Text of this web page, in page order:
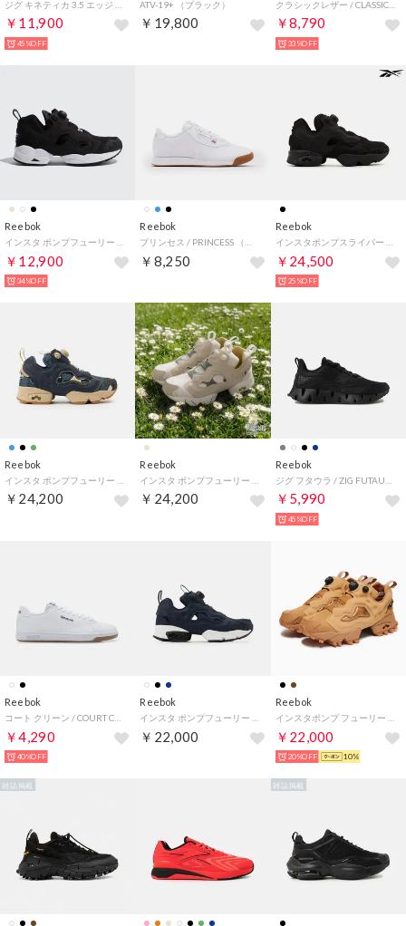
￥11,900
45%OFF
ATV-19+ （ブラック）
￥19,800
クラシックレザー / CLASSIC LEATHER （グレー）
￥8,790
33%OFF
Reebok
￥12,900
34%OFF
Reebok
￥8,250
Reebok
￥24,500
25%OFF
Reebok
￥24,200
Reebok
￥24,200
Reebok
￥5,990
45%OFF
Reebok
コート クリーン / COURT CLEAN SA （ホワイト）
￥4,290
40%OFF
Reebok
インスタ ポンプフューリー 94 / INSTAPUMP FURY 94 （ネイビー）
￥22,000
Reebok
インスタポンプ フューリー 94 ウィンター（INSTAPUMP FURY 94 WINTER） （キャメル）
￥22,000
20%OFF 10%
雑誌掲載 雑誌掲載